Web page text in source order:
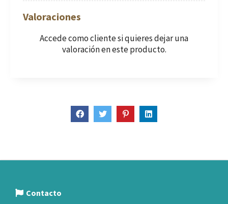
Valoraciones
Accede como clientesi quieres dejar una
valoración en este producto.
Contacto